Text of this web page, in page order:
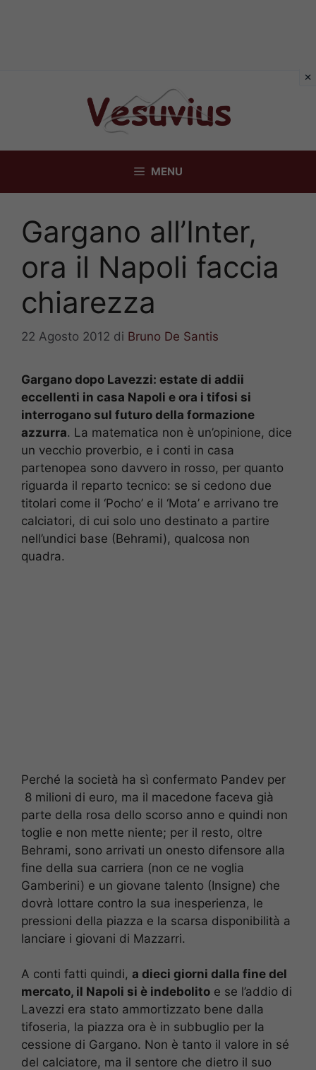
MENU
Gargano all’Inter,
ora il Napoli faccia
chiarezza
22 Agosto 2012 di Bruno De Santis
Gargano dopo Lavezzi: estate di addii
eccellenti in casa Napoli e ora i tifosi si
interrogano sul futuro della formazione
azzurra. La matematica non è un’opinione, dice
un vecchio proverbio, e i conti in casa
partenopea sono davvero in rosso, per quanto
riguarda il reparto tecnico: se si cedono due
titolari come il ‘Pocho’ e il ‘Mota’ e arrivano tre
calciatori, di cui solo uno destinato a partire
nell’undici base (Behrami), qualcosa non
quadra.
Perché la società ha sì confermato Pandev per
8 milioni di euro, ma il macedone faceva già
parte della rosa dello scorso anno e quindi non
toglie e non mette niente; per il resto, oltre
Behrami, sono arrivati un onesto difensore alla
fine della sua carriera (non ce ne voglia
Gamberini) e un giovane talento (Insigne) che
dovrà lottare contro la sua inesperienza, le
pressioni della piazza e la scarsa disponibilità a
lanciare i giovani di Mazzarri.
A conti fatti quindi, a dieci giorni dalla fine del
mercato, il Napoli si è indebolito e se l’addio di
Lavezzi era stato ammortizzato bene dalla
tifoseria, la piazza ora è in subbuglio per la
cessione di Gargano. Non è tanto il valore in sé
del calciatore, ma il sentore che dietro il suo